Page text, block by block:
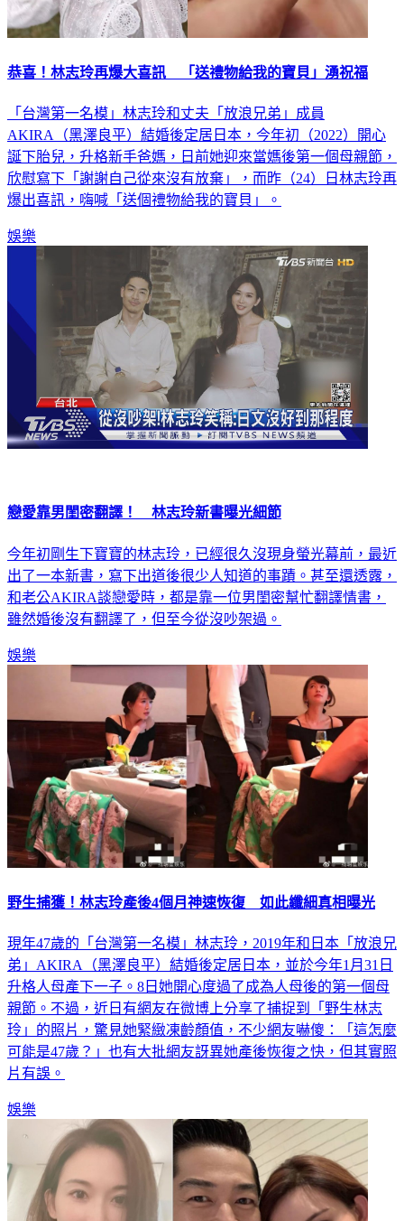
恭喜！林志玲再爆大喜訊 「送禮物給我的寶貝」湧祝福
「台灣第一名模」林志玲和丈夫「放浪兄弟」成員
AKIRA（黑澤良平）結婚後定居日本，今年初（2022）開心
誕下胎兒，升格新手爸媽，日前她迎來當媽後第一個母親節，
欣慰寫下「謝謝自己從來沒有放棄」，而昨（24）日林志玲再
爆出喜訊，嗨喊「送個禮物給我的寶貝」。
娛樂
戀愛靠男閨密翻譯！ 林志玲新書曝光細節
今年初剛生下寶寶的林志玲，已經很久沒現身螢光幕前，最近
出了一本新書，寫下出道後很少人知道的事蹟。甚至還透露，
和老公AKIRA談戀愛時，都是靠一位男閨密幫忙翻譯情書，
雖然婚後沒有翻譯了，但至今從沒吵架過。
娛樂
野生捕獲！林志玲產後4個月神速恢復 如此纖細真相曝光
現年47歲的「台灣第一名模」林志玲，2019年和日本「放浪兄
弟」AKIRA（黑澤良平）結婚後定居日本，並於今年1月31日
升格人母產下一子。8日她開心度過了成為人母後的第一個母
親節。不過，近日有網友在微博上分享了捕捉到「野生林志
玲」的照片，驚見她緊緻凍齡顏值，不少網友嚇傻：「這怎麼
可能是47歲？」也有大批網友訝異她產後恢復之快，但其實照
片有誤。
娛樂